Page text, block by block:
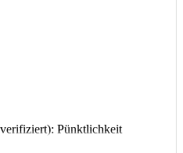
Pünktlichkeit